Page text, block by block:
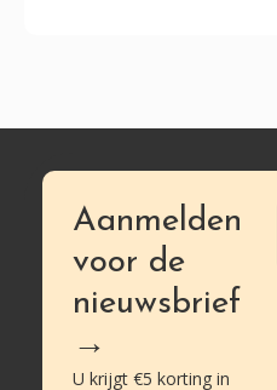
Aanmelden
voor de
nieuwsbrief
→
U krijgt €5 korting in